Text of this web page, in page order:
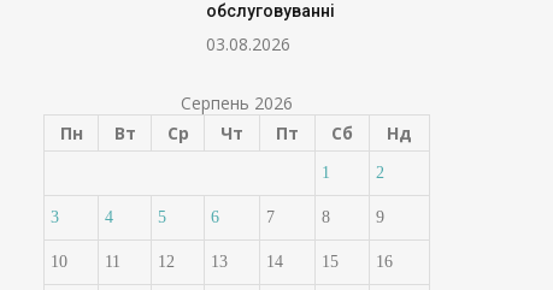
обслуговуванні
03.08.2026
Серпень 2026
Пн
Вт Ср Чт Пт Сб Нд
1 2
3 4 5 6 7 8 9
10 11 12 13 14 15 16